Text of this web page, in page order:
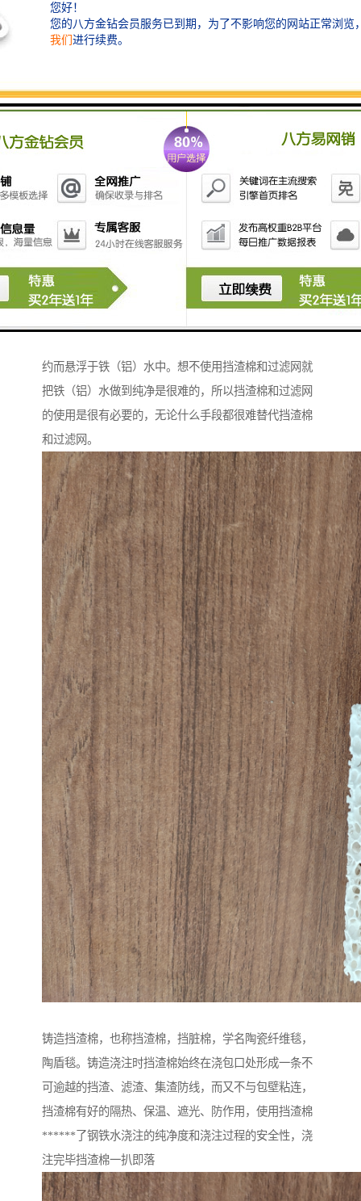
在熔化炉中所有的氧化物及化物都会以渣的形式流离于
铁（铝）水中。当它们的直径大于0.1mm时上浮很快，
可以通过正常扒渣去除；当直径小于0.09mm，尤其在
约而悬浮于铁（铝）水中。想不使用挡渣棉和过滤网就
把铁（铝）水做到纯净是很难的，所以挡渣棉和过滤网
的使用是很有必要的，无论什么手段都很难替代挡渣棉
和过滤网。
铸造挡渣棉，也称挡渣棉，挡脏棉，学名陶瓷纤维毯，
陶盾毯。铸造浇注时挡渣棉始终在浇包口处形成一条不
可逾越的挡渣、滤渣、集渣防线，而又不与包壁粘连，
挡渣棉有好的隔热、保温、遮光、防作用，使用挡渣棉
******了钢铁水浇注的纯净度和浇注过程的安全性，浇
注完毕挡渣棉一扒即落